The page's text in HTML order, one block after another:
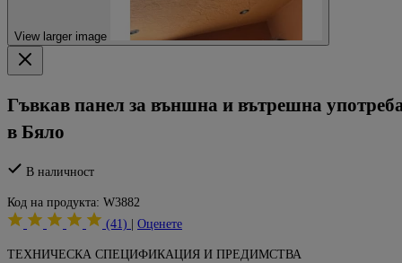
View larger image
Гъвкав панел за външна и вътрешна
в Бяло
В наличност
Код на продукта: W3882
(41)
Оценете
ТЕХНИЧЕСКА СПЕЦИФИКАЦИЯ И ПРЕДИМСТВА